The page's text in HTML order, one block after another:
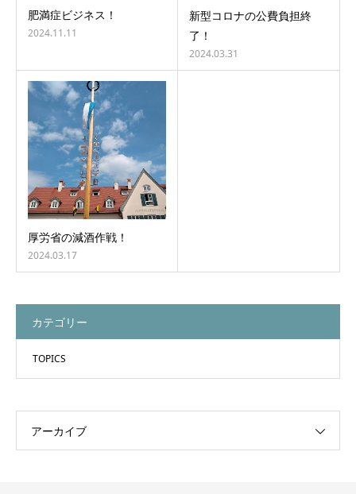
肥満症ビジネス！
2024.11.11
新型コロナの公費負担終
了！
2024.03.31
厚労省の減酒作戦！
2024.03.17
カテゴリー
TOPICS
アーカイブ